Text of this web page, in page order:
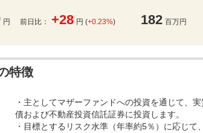
円 前日比： +28 円 (+0.23%) 182 百万円
特徴
・主としてマザーファンドへの投資を通じて、
債および不動産投資信託証券に投資します。
・目標とするリスク水準（年率約5％）に応じて